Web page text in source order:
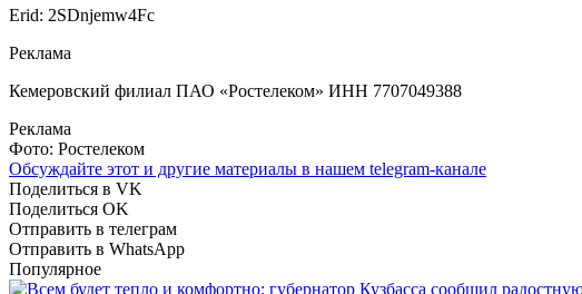
Erid: 2SDnjemw4Fc
Реклама
Кемеровский филиал ПАО «Ростелеком» ИНН 7707049388
Реклама
Фото: Ростелеком
Обсуждайте этот и другие материалы в нашем telegram-канале
Поделиться в VK
Поделиться OK
Отправить в телеграм
Отправить в WhatsApp
Популярное